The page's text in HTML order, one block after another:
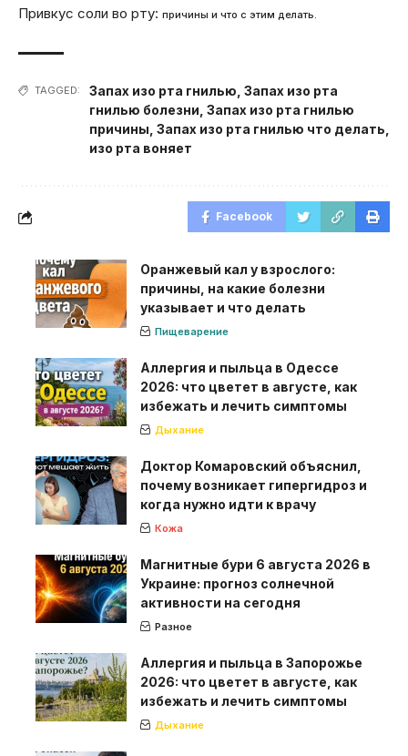
Привкус соли во рту: причины и что с этим делать.
TAGGED: Запах изо рта гнилью Запах изо рта
гнилью болезни Запах изо рта гнилью
причины Запах изо рта гнилью что делать
изо рта воняет
Facebook
Оранжевый кал у взрослого:
причины, на какие болезни
указывает и что делать
Пищеварение
Аллергия и пыльца в Одессе
2026: что цветет в августе, как
избежать и лечить симптомы
Дыхание
Доктор Комаровский объяснил,
почему возникает гипергидроз и
когда нужно идти к врачу
Кожа
Магнитные бури 6 августа 2026 в
Украине: прогноз солнечной
активности на сегодня
Разное
Аллергия и пыльца в Запорожье
2026: что цветет в августе, как
избежать и лечить симптомы
Дыхание